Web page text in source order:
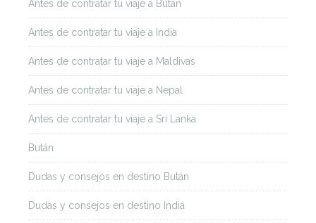
Antes de contratar tu viaje a Bután
Antes de contratar tu viaje a India
Antes de contratar tu viaje a Maldivas
Antes de contratar tu viaje a Nepal
Antes de contratar tu viaje a Sri Lanka
Bután
Dudas y consejos en destino Bután
Dudas y consejos en destino India